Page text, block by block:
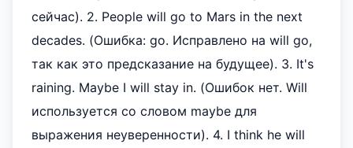
сейчас). 2. People will go to Mars in the next
decades. (Ошибка: go. Исправлено на will go,
так как это предсказание на будущее). 3. It's
raining. Maybe I will stay in. (Ошибок нет. Will
используется со словом maybe для
выражения неуверенности). 4. I think he will